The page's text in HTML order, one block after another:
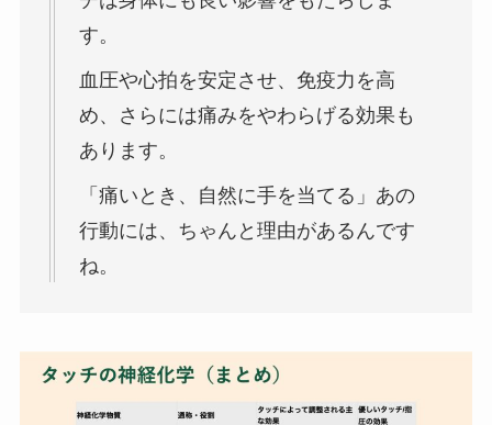
す。
血圧や心拍を安定させ、免疫力を高
め、さらには痛みをやわらげる効果も
あります。
「痛いとき、自然に手を当てる」あの
行動には、ちゃんと理由があるんです
ね。